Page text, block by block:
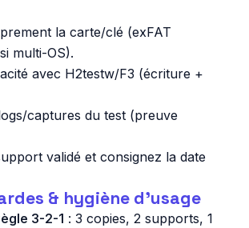
la carte/clé (exFAT
multi-OS).
avec H2testw/F3 (écriture +
captures du test (preuve
validé et consignez la date
& hygiène d’usage
3-2-1 : 3 copies, 2 supports, 1